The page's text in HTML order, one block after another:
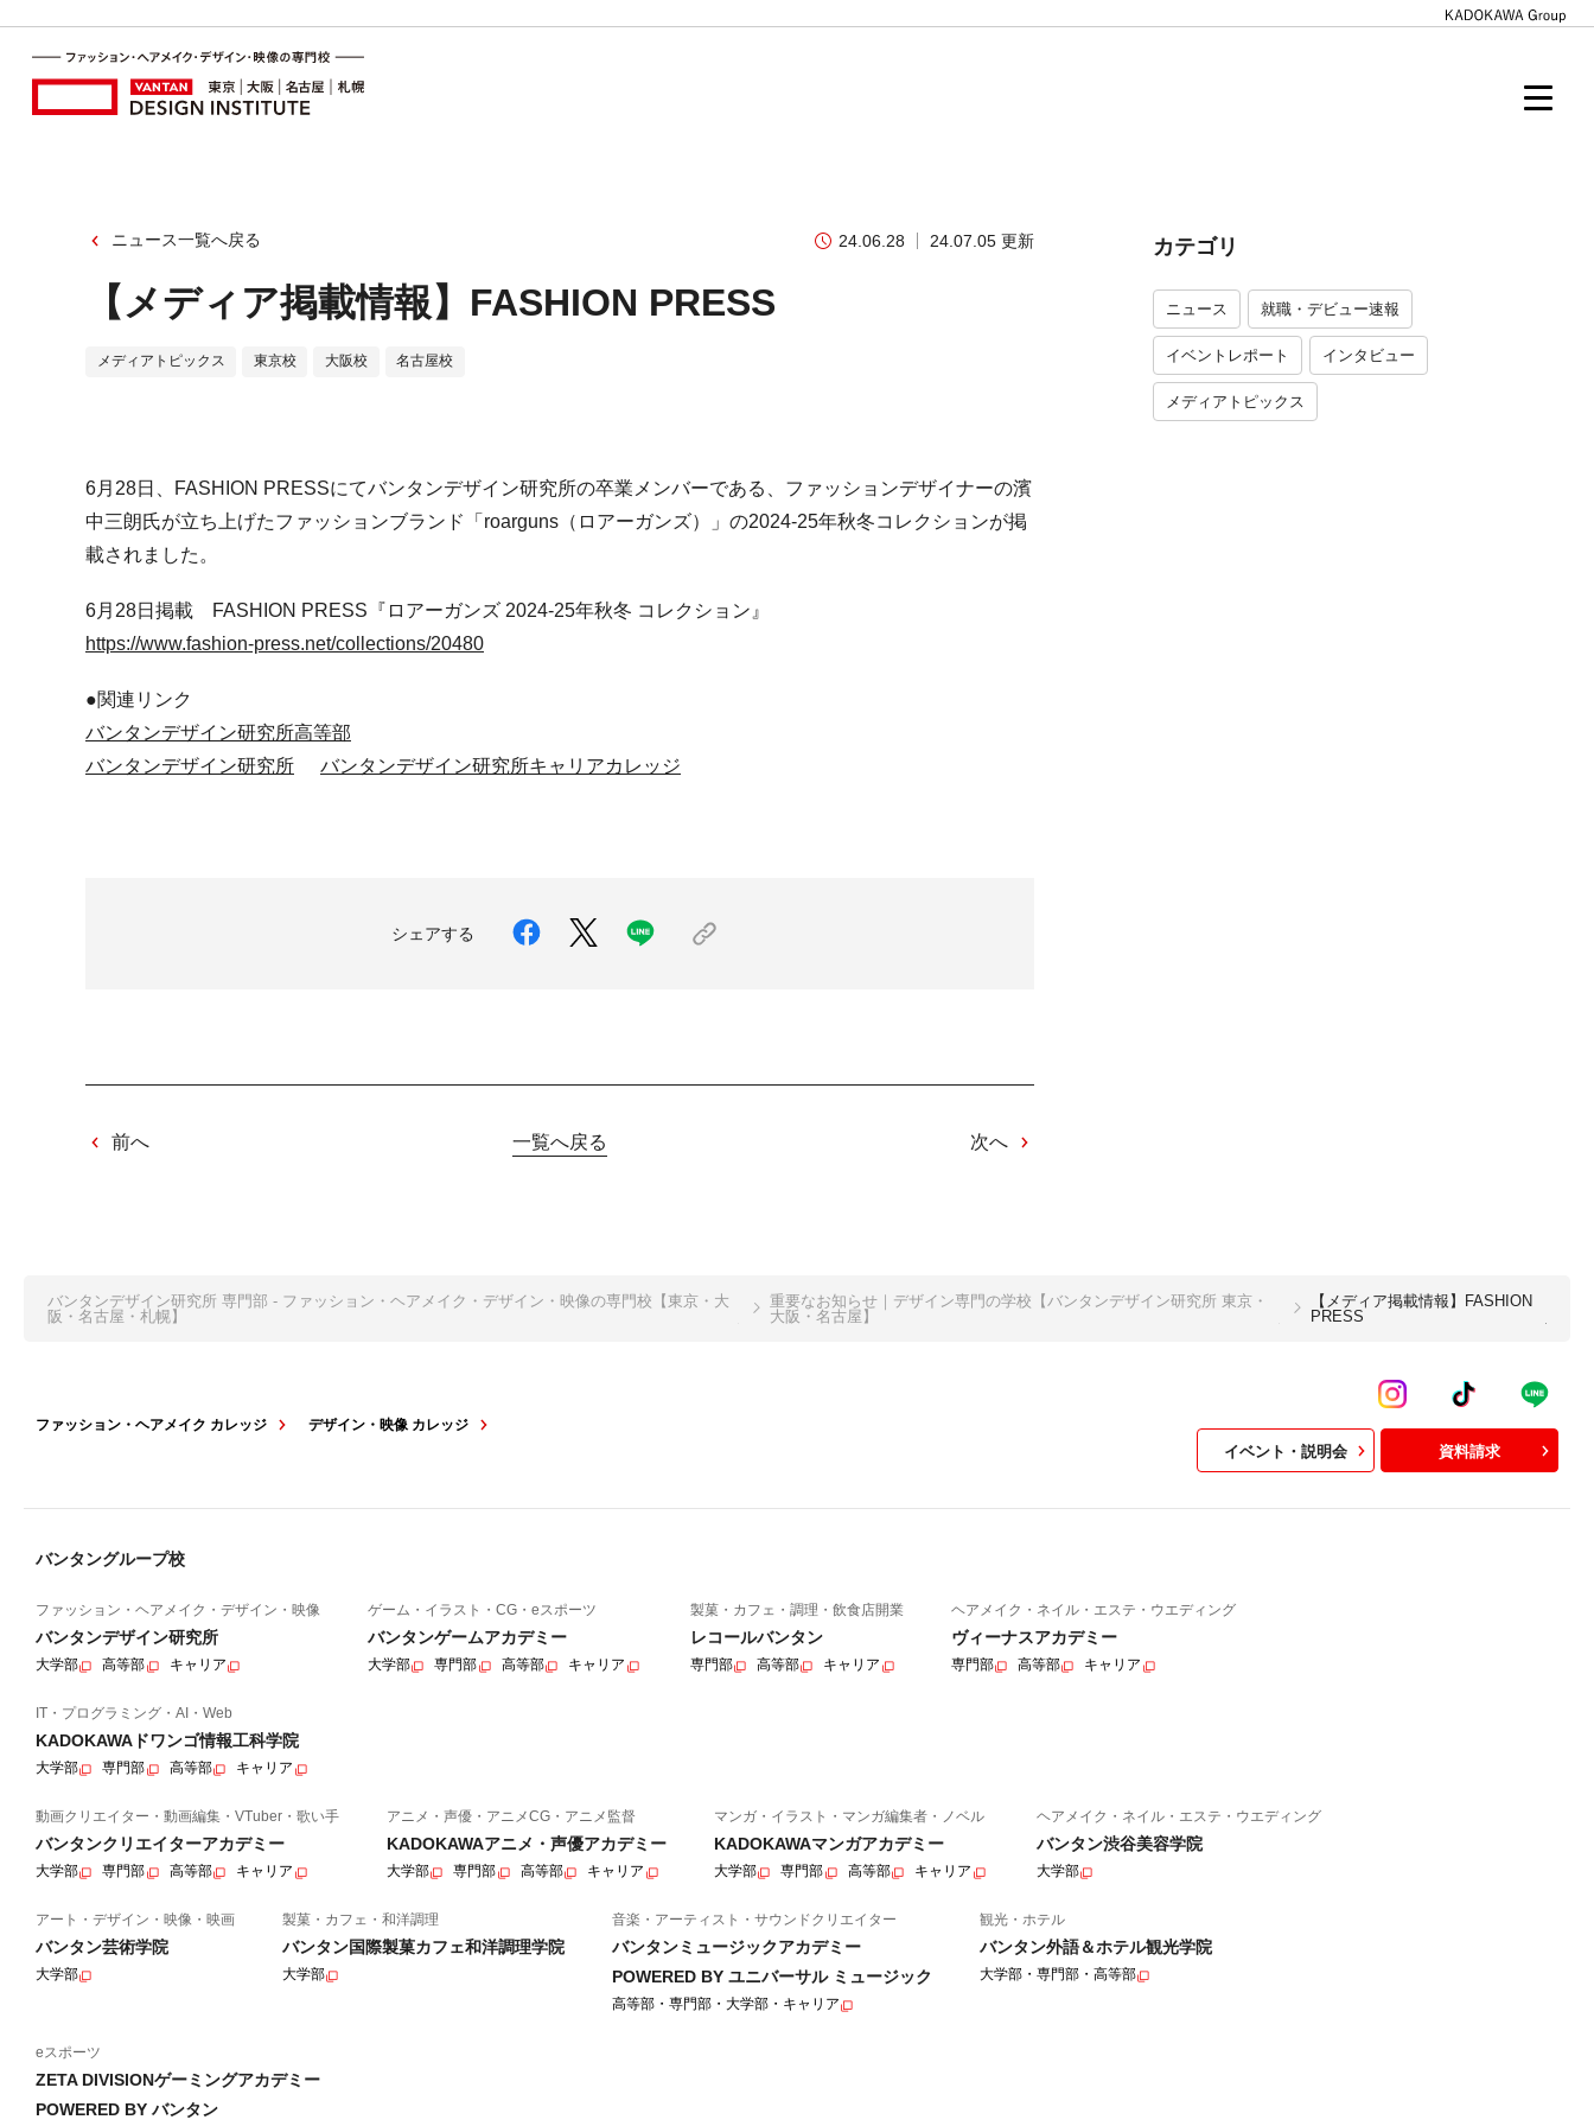
ニュース一覧へ戻る 24.06.28 24.07.05 更新
【メディア掲載情報】FASHION PRESS
メディアトピックス 東京校 大阪校 名古屋校
6月28日、FASHION PRESSにてバンタンデザイン研究所の卒業メンバーである、ファッションデザイナーの濱
中三朗氏が立ち上げたファッションブランド「roarguns（ロアーガンズ）」の2024-25年秋冬コレクションが掲
載されました。
6月28日掲載 FASHION PRESS『ロアーガンズ 2024-25年秋冬 コレクション』
https://www.fashion-press.net/collections/20480
●関連リンク
バンタンデザイン研究所高等部
バンタンデザイン研究所
バンタンデザイン研究所キャリアカレッジ
シェアする
前へ 一覧へ戻る 次へ
カテゴリ
ニュース 就職・デビュー速報
イベントレポート インタビュー
メディアトピックス
バンタンデザイン研究所 専門部 - ファッション・ヘアメイク・デザイン・映像の専門校【東京・大
阪・名古屋・札幌】
重要なお知らせ｜デザイン専門の学校【バンタンデザイン研究所 東京・
大阪・名古屋】
【メディア掲載情報】FASHION
PRESS
ファッション・ヘアメイク カレッジ デザイン・映像 カレッジ
イベント・説明会 資料請求
バンタングループ校
ファッション・ヘアメイク・デザイン・映像
バンタンデザイン研究所
大学部 高等部 キャリア
ゲーム・イラスト・CG・eスポーツ
バンタンゲームアカデミー
大学部 専門部 高等部 キャリア
製菓・カフェ・調理・飲食店開業
レコールバンタン
専門部 高等部 キャリア
ヘアメイク・ネイル・エステ・ウエディング
ヴィーナスアカデミー
専門部 高等部 キャリア
IT・プログラミング・AI・Web
KADOKAWAドワンゴ情報工科学院
大学部 専門部 高等部 キャリア
動画クリエイター・動画編集・VTuber・歌い手
バンタンクリエイターアカデミー
大学部 専門部 高等部 キャリア
アニメ・声優・アニメCG・アニメ監督
KADOKAWAアニメ・声優アカデミー
大学部 専門部 高等部 キャリア
マンガ・イラスト・マンガ編集者・ノベル
KADOKAWAマンガアカデミー
大学部 専門部 高等部 キャリア
ヘアメイク・ネイル・エステ・ウエディング
バンタン渋谷美容学院
大学部
アート・デザイン・映像・映画
バンタン芸術学院
大学部
製菓・カフェ・和洋調理
バンタン国際製菓カフェ和洋調理学院
大学部
音楽・アーティスト・サウンドクリエイター
バンタンミュージックアカデミー
POWERED BY ユニバーサル ミュージック
高等部・専門部・大学部・キャリア
観光・ホテル
バンタン外語＆ホテル観光学院
大学部・専門部・高等部
eスポーツ
ZETA DIVISIONゲーミングアカデミー
POWERED BY バンタン